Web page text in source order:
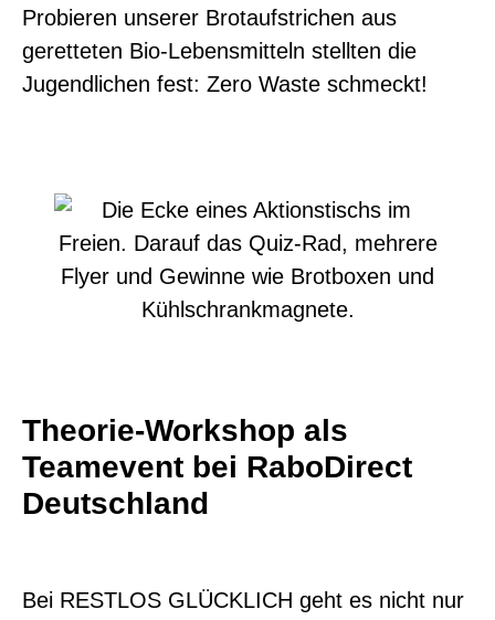
Probieren unserer Brotaufstrichen aus
geretteten Bio-Lebensmitteln stellten die
Jugendlichen fest: Zero Waste schmeckt!
Theorie-Workshop als
Teamevent bei RaboDirect
Deutschland
Bei RESTLOS GLÜCKLICH geht es nicht nur